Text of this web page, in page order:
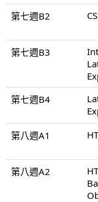
第七週B2
第七週B3
第七週B4
第八週A1
第八週A2